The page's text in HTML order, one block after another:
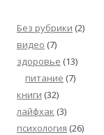
Без рубрики (2)
видео (7)
здоровье (13)
питание (7)
книги (32)
лайфхак (3)
психология (26)